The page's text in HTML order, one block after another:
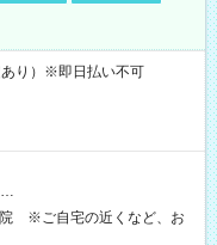
り）※即日払い不可
…
院 ※ご自宅の近くなど、お